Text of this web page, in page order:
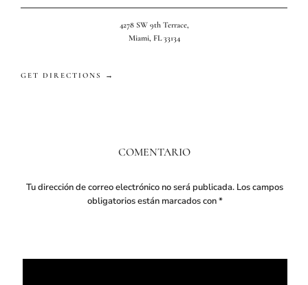
4278 SW 9th Terrace,
Miami, FL 33134
GET DIRECTIONS →
COMENTARIO
Tu dirección de correo electrónico no será publicada. Los campos
obligatorios están marcados con*